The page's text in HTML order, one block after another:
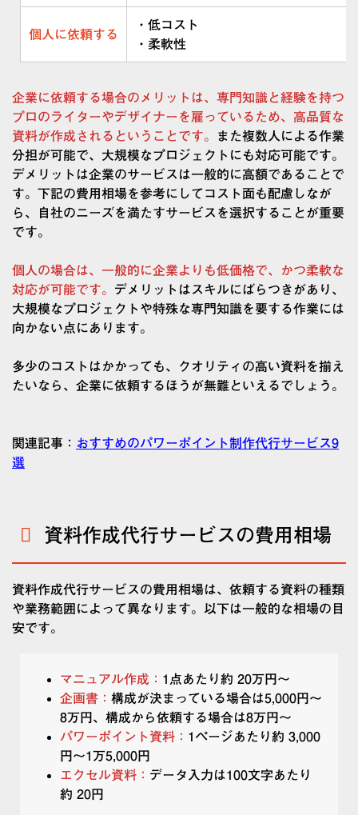
個人に依頼する
・低コスト
・柔軟性
企業に依頼する場合のメリットは、専門知識と経験を持つ
プロのライターやデザイナーを雇っているため、高品質な
資料が作成されるということです。
また複数人による作業
分担が可能で、大規模なプロジェクトにも対応可能です。
デメリットは企業のサービスは一般的に高額であることで
す。下記の費用相場を参考にしてコスト面も配慮しなが
ら、自社のニーズを満たすサービスを選択することが重要
です。
個人の場合は、一般的に企業よりも低価格で、かつ柔軟な
対応が可能です。 デメリットはスキルにばらつきがあり、
大規模なプロジェクトや特殊な専門知識を要する作業には
向かない点にあります。
多少のコストはかかっても、クオリティの高い資料を揃え
たいなら、企業に依頼するほうが無難といえるでしょう。
関連記事： おすすめのパワーポイント制作代行サービス9
選
資料作成代行サービスの費用相場
資料作成代行サービスの費用相場は、依頼する資料の種類
や業務範囲によって異なります。以下は一般的な相場の目
安です。
マニュアル作成： 1点あたり約 20万円～
企画書： 構成が決まっている場合は5,000円～
8万円、構成から依頼する場合は8万円～
パワーポイント資料： 1ページあたり約 3,000
円～1万5,000円
エクセル資料： データ入力は100文字あたり
約 20円